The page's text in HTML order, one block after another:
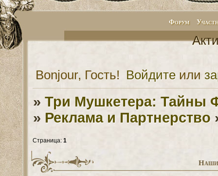
Форум
Bonjour, Гость! Войдите или
»Три Мушкетера: Тайны
» Реклама и Партнерство
Наши
Страница: 1